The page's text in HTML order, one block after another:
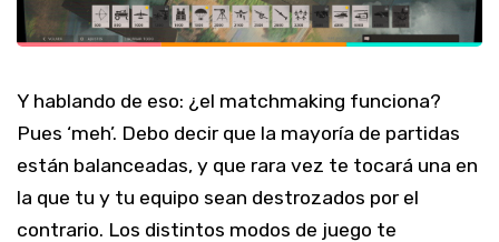
Y hablando de eso: ¿el matchmaking funciona?
Pues ‘meh’. Debo decir que la mayoría de partidas
están balanceadas, y que rara vez te tocará una en
la que tu y tu equipo sean destrozados por el
contrario. Los distintos modos de juego te